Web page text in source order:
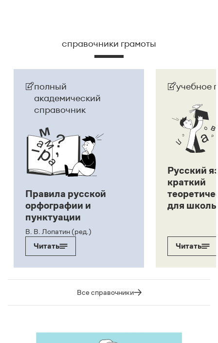
справочники грамоты
полный
академический
справочник
Правила русской
орфографии и
пунктуации
В. В. Лопатин (ред.)
Читать
учебное
Русский
краткий
для
Читать
Все справочники